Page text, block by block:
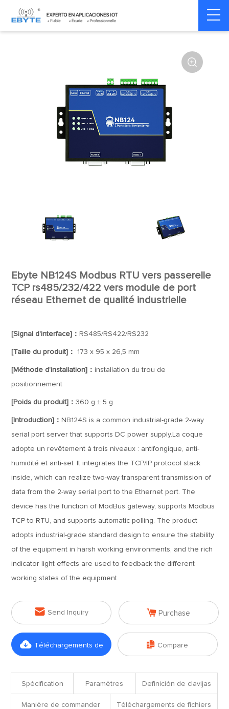
Home > Modem > Serial server/Ethernet Multi-serial server

Ebyte NB124S Modbus RTU vers passerelle
TCP rs485/232/422 vers module de port
réseau Ethernet de qualité industrielle
[Signal d'interface]： RS485/RS422/RS232
[Taille du produit]： 173 x 95 x 26,5 mm
[Méthode d'installation]：installation du trou de
positionnement
[Poids du produit]：360 g ± 5 g
[Introduction]： NB124S is a common industrial-grade 2-way
serial port server that supports DC power supply.La coque
adopte un revêtement à trois niveaux : antifongique, anti-
humidité et anti-sel. It integrates the TCP/IP protocol stack
inside, which can realize two-way transparent transmission of
data from the 2-way serial port to the Ethernet port. The
device has the function of ModBus gateway, supports Modbus
TCP to RTU, and supports automatic polling. The product
adopts industrial-grade standard design to ensure the stability
of the equipment in harsh working environments, and the rich
indicator light effects are used to feedback the different
working states of the equipment.
 Send Inquiry  Purchase
 Téléchargements de  Compare
Spécification Paramètres Definición de clavijas
Manière de commander Téléchargements de fichiers